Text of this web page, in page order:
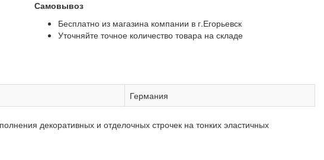
Самовывоз
Бесплатно из магазина компании в г.Егорьевск
Уточняйте точное количество товара на складе
Германия
декоративных и отделочных строчек на тонких эластичных